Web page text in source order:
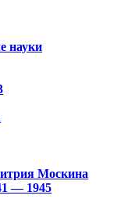
науки
Москина
— 1945